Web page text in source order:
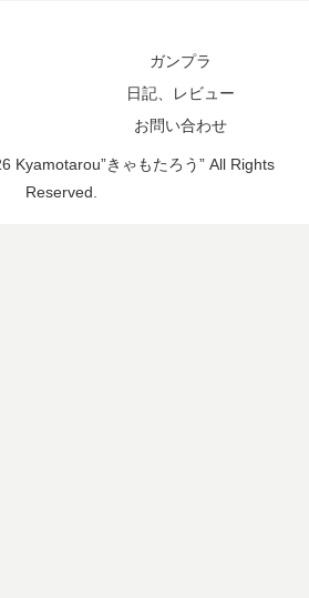
ガンプラ
日記、レビュー
お問い合わせ
Kyamotarou”きゃもたろう” All Rights
Reserved.